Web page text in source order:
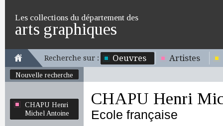
Les collections du département des
arts graphiques
Recherche sur : Oeuvres Artistes
Nouvelle recherche
CHAPU Henri
Michel Antoine
CHAPU Henri
Ecole française